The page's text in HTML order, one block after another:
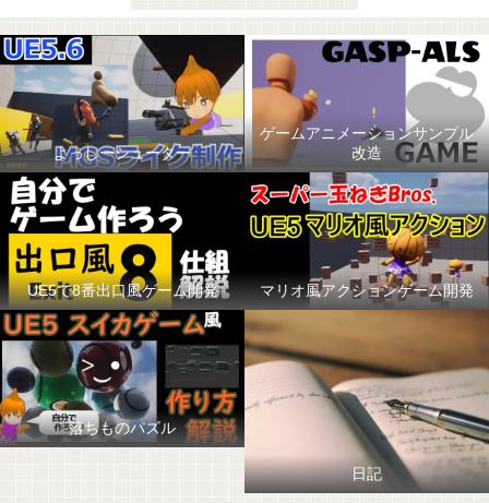
よっしーシューター
ゲームアニメーションサンプル
改造
UE5で8番出口風ゲーム開発 マリオ風アクションゲーム開発
落ちものパズル
日記